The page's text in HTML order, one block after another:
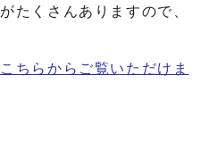
たくさんありますので、
ちらからご覧いただけま